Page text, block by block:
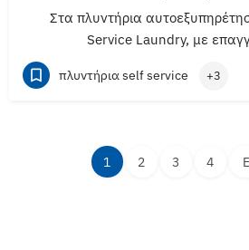
Στα πλυντήρια
Service Laundry, με
πλυντήρια self service +3
1 2 3 4